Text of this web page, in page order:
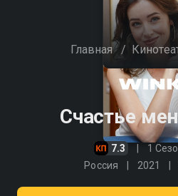
Главная /
Счастье
7.3 1
Россия 2021